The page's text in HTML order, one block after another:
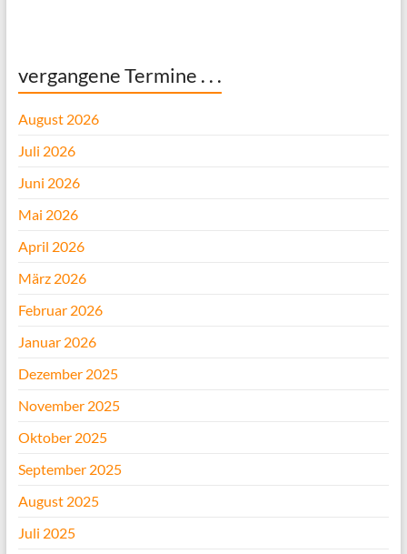
vergangene Termine . . .
August 2026
Juli 2026
Juni 2026
Mai 2026
April 2026
März 2026
Februar 2026
Januar 2026
Dezember 2025
November 2025
Oktober 2025
September 2025
August 2025
Juli 2025